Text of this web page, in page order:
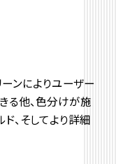
ンによりユーザー
る他、色分けが施
ド、そしてより詳細